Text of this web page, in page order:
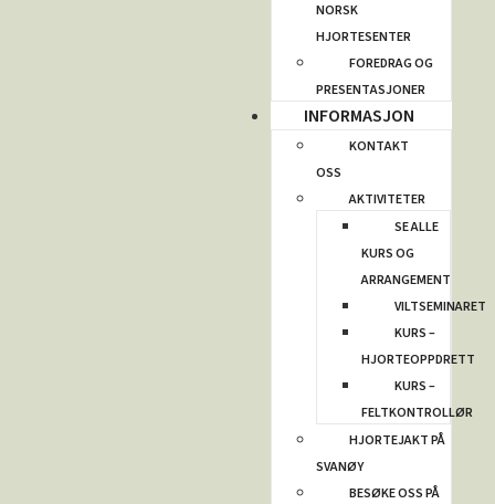
NORSK
HJORTESENTER
FOREDRAG OG
PRESENTASJONER
INFORMASJON
KONTAKT
OSS
AKTIVITETER
SE ALLE
KURS OG
ARRANGEMENT
VILTSEMINARET
KURS –
HJORTEOPPDRETT
KURS –
FELTKONTROLLØR
HJORTEJAKT PÅ
SVANØY
BESØKE OSS PÅ